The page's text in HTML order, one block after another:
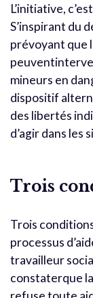
L’initiative,
S’inspirant du
prévoyant que
mineurs en
dispositif
des libertés
d’agir dans les
Trois
Trois
processus
travailleur
constaterque